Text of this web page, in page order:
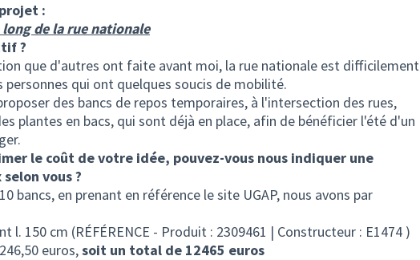
:
long de la rue nationale
?
que d'autres ont faite avant moi, la rue nationale est difficilement
personnes qui ont quelques soucis de mobilité.
des bancs de repos temporaires, à l'intersection des rues,
plantes en bacs, qui sont déjà en place, afin de bénéficier l'été d'un
le coût de votre idée, pouvez-vous nous indiquer une
vous ?
bancs, en prenant en référence le site UGAP, nous avons par
l. 150 cm (RÉFÉRENCE - Produit : 2309461 | Constructeur : E1474 )
euros,soit un total de 12465 euros